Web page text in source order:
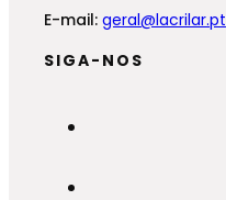
E-mail: geral@lacrilar.pt
SIGA-NOS